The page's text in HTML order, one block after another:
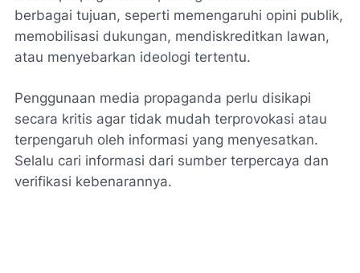
berbagai tujuan, seperti memengaruhi opini publik,
memobilisasi dukungan, mendiskreditkan lawan,
atau menyebarkan ideologi tertentu.
Penggunaan media propaganda perlu disikapi
secara kritis agar tidak mudah terprovokasi atau
terpengaruh oleh informasi yang menyesatkan.
Selalu cari informasi dari sumber terpercaya dan
verifikasi kebenarannya.